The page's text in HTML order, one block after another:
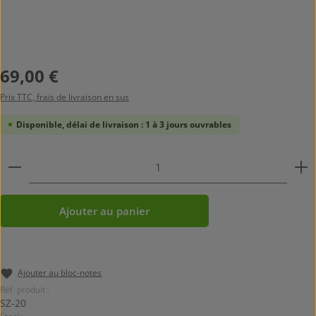
Prix régulier :
69,00 €
Prix TTC, frais de livraison en sus
Disponible, délai de livraison : 1 à 3 jours ouvrables
Quantité de produit : Entrez la quantité souhaitée
Ajouter au panier
Ajouter au bloc-notes
Réf. produit :
SZ-20